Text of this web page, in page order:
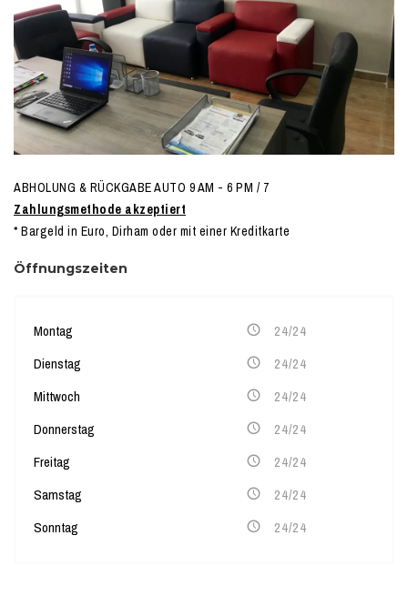
ABHOLUNG & RÜCKGABE AUTO 9 AM - 6 PM / 7
Zahlungsmethode akzeptiert
* Bargeld in Euro, Dirham oder mit einer Kreditkarte
Öffnungszeiten
Montag
24/24
Dienstag
24/24
Mittwoch
24/24
Donnerstag
24/24
Freitag
24/24
Samstag
24/24
Sonntag
24/24